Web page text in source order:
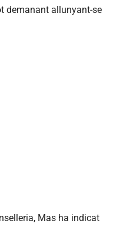
demanant allunyant-se
Mas ha indicat